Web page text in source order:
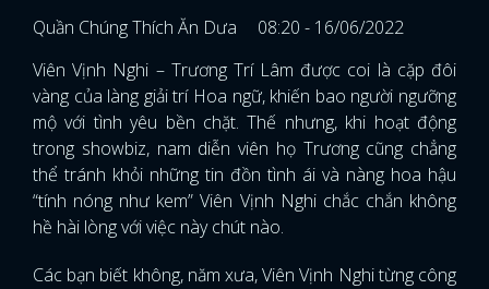
Quần Chúng Thích Ăn Dưa
08:20 - 16/06/2022
Viên Vịnh Nghi – Trương Trí Lâm được coi là cặp đôi
vàng của làng giải trí Hoa ngữ, khiến bao người ngưỡng
mộ với tình yêu bền chặt. Thế nhưng, khi hoạt động
trong showbiz, nam diễn viên họ Trương cũng chẳng
thể tránh khỏi những tin đồn tình ái và nàng hoa hậu
“tính nóng như kem” Viên Vịnh Nghi chắc chắn không
hề hài lòng với việc này chút nào.
Các bạn biết không, năm xưa, Viên Vịnh Nghi từng công